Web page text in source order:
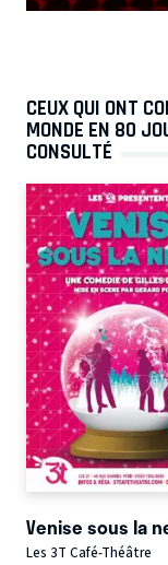
CEUX QUI ONT
MONDE EN 80
CONSULTÉ
Venise sous la
Les 3T Café-Théâtre